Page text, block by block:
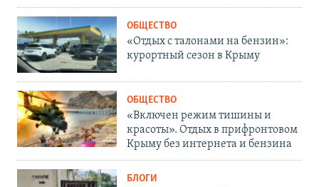
ОБЩЕСТВО
«Отдых с талонами на бензин»:
курортный сезон в Крыму
ОБЩЕСТВО
«Включен режим тишины и
красоты». Отдых в прифронтовом
Крыму без интернета и бензина
БЛОГИ